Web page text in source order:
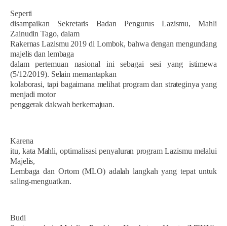
Seperti
disampaikan Sekretaris Badan Pengurus Lazismu, Mahli
Zainudin Tago, dalam
Rakernas Lazismu 2019 di Lombok, bahwa dengan mengundang
majelis dan lembaga
dalam pertemuan nasional ini sebagai sesi yang istimewa
(5/12/2019). Selain memantapkan
kolaborasi, tapi bagaimana melihat program dan strateginya yang
menjadi motor
penggerak dakwah berkemajuan.
Karena
itu, kata Mahli, optimalisasi penyaluran program Lazismu melalui
Majelis,
Lembaga dan Ortom (MLO) adalah langkah yang tepat untuk
saling-menguatkan.
Budi